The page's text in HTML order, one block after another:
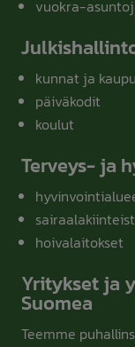
vuokra-
kunnat ja
päiväkodit
koulut
Terveys- ja
hoivalaitokset
Yritykset ja
Suomea
Teemme